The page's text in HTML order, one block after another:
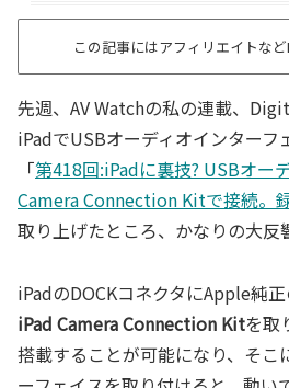
この記事にはアフィリエイトな
先週、AV Watchの私の連載、
iPadでUSBオーディオインター
「第418回:iPadに裏技? USBオー
Camera Connection Kitで接続。
取り上げたところ、かなりの大反
iPadのDOCKコネクタにApple純
iPad Camera Connection Kitを取
搭載することが可能になり、そこ